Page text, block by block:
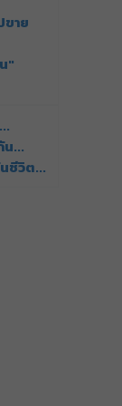
ขาย
"
น...
ชีวิต...